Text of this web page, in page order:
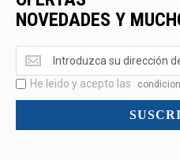
NOVEDADES Y
Ofertas
<br>Novedades
y
mucho
He leido y acepto las